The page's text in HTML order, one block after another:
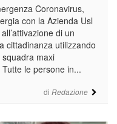
di Redazione
Coronavirus,
con la Azienda Usl
di un
cittadinanza utilizzando
maxi
le persone in...